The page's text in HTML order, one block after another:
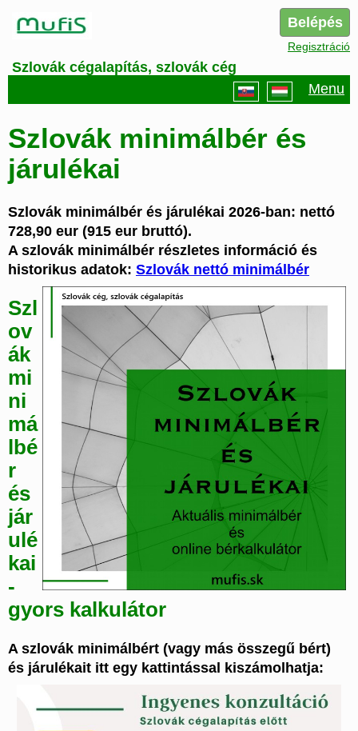
Belépés
Regisztráció
Szlovák cégalapítás, szlovák cég
Menu
Szlovák minimálbér és
járulékai
Szlovák minimálbér és járulékai 2026-ban: nettó
728,90 eur (915 eur bruttó).
A szlovák minimálbér részletes információ és
historikus adatok: Szlovák nettó minimálbér
Szl
ov
ák
mi
ni
má
lbé
r
és
jár
ulé
kai
-
gyors kalkulátor
A szlovák minimálbért (vagy más összegű bért)
és járulékait itt egy kattintással kiszámolhatja: